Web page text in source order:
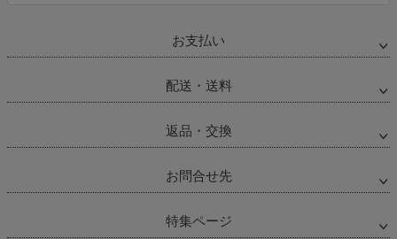
お支払い
配送・送料
返品・交換
お問合せ先
特集ページ